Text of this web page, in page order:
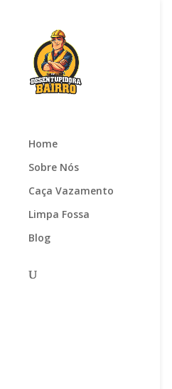
Home
Sobre Nós
Caça Vazamento
Limpa Fossa
Blog